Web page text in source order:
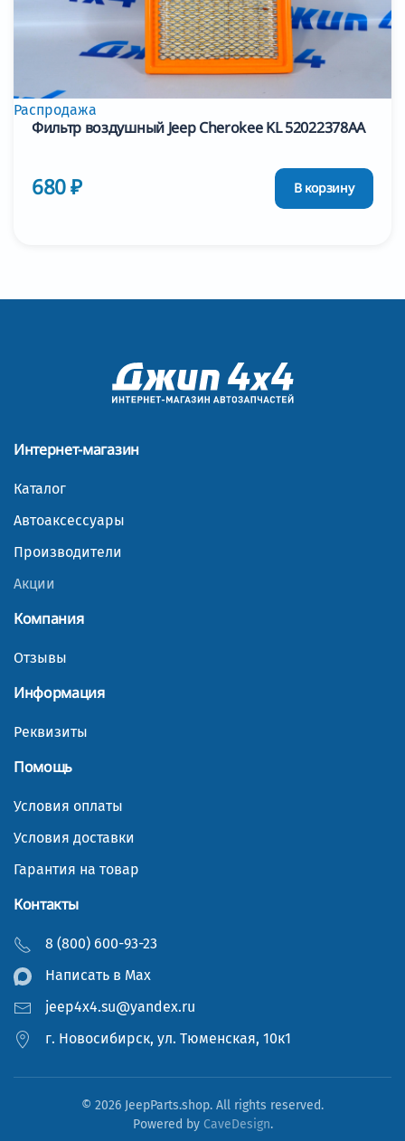
Распродажа
Фильтр воздушный Jeep Cherokee KL 52022378AA
680 ₽ В корзину
Интернет-магазин
Каталог
Автоаксессуары
Производители
Акции
Компания
Отзывы
Информация
Реквизиты
Помощь
Условия оплаты
Условия доставки
Гарантия на товар
Контакты
8 (800) 600-93-23
Написать в Мах
jeep4x4.su@yandex.ru
г. Новосибирск, ул. Тюменская, 10к1
© 2026 JeepParts.shop. All rights reserved.
Powered by CaveDesign.